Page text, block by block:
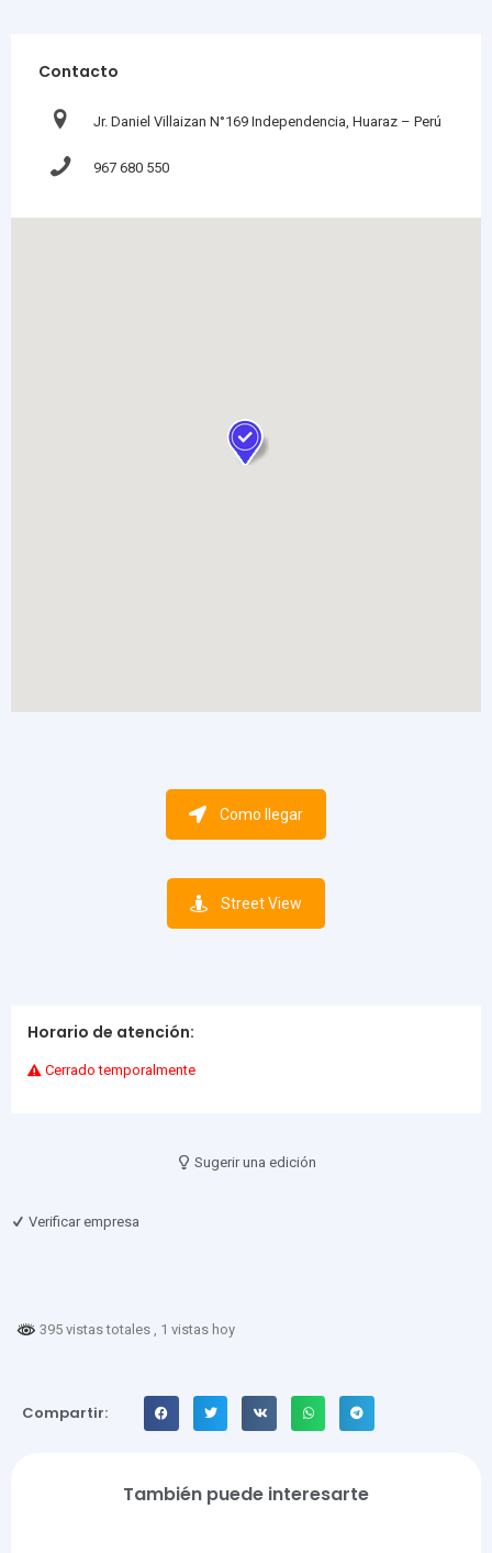
Contacto
Jr. Daniel Villaizan N°169 Independencia, Huaraz – Perú
967 680 550
Como llegar
Street View
Horario de atención:
Cerrado temporalmente
Sugerir una edición
Verificar empresa
395 vistas totales , 1 vistas hoy
Compartir:
También puede interesarte